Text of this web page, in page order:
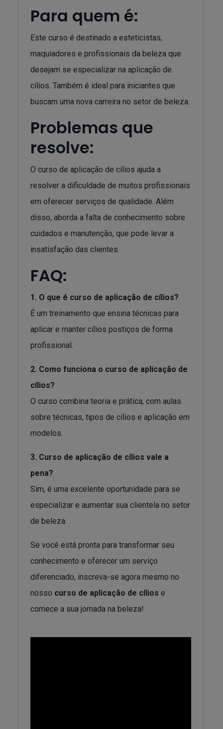
Para quem é:
Este curso é destinado a esteticistas,
maquiadores e profissionais da beleza que
desejam se especializar na aplicação de
cílios. Também é ideal para iniciantes que
buscam uma nova carreira no setor de beleza.
Problemas que
resolve:
O curso de aplicação de cílios ajuda a
resolver a dificuldade de muitos profissionais
em oferecer serviços de qualidade. Além
disso, aborda a falta de conhecimento sobre
cuidados e manutenção, que pode levar a
insatisfação das clientes.
FAQ:
1. O que é curso de aplicação de cílios?
É um treinamento que ensina técnicas para
aplicar e manter cílios postiços de forma
profissional.
2. Como funciona o curso de aplicação de
cílios?
O curso combina teoria e prática, com aulas
sobre técnicas, tipos de cílios e aplicação em
modelos.
3. Curso de aplicação de cílios vale a
pena?
Sim, é uma excelente oportunidade para se
especializar e aumentar sua clientela no setor
de beleza.
Se você está pronta para transformar seu
conhecimento e oferecer um serviço
diferenciado, inscreva-se agora mesmo no
nosso curso de aplicação de cílios e
comece a sua jornada na beleza!